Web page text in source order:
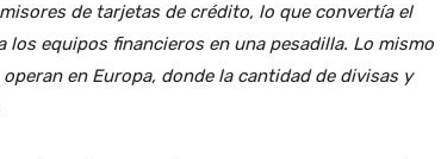
de tarjetas de crédito, lo que convertía el
equipos financieros en una pesadilla. Lo mismo
en Europa, donde la cantidad de divisas y